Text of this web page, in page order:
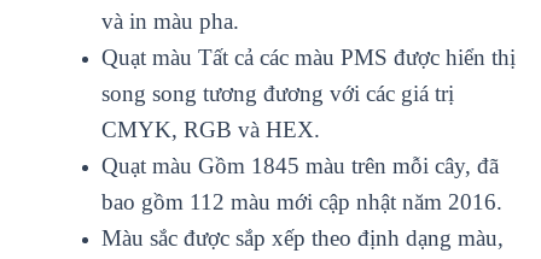
và in màu pha.
Quạt màu Tất cả các màu PMS được hiển thị
song song tương đương với các giá trị
CMYK, RGB và HEX.
Quạt màu Gồm 1845 màu trên mỗi cây, đã
bao gồm 112 màu mới cập nhật năm 2016.
Màu sắc được sắp xếp theo định dạng màu,